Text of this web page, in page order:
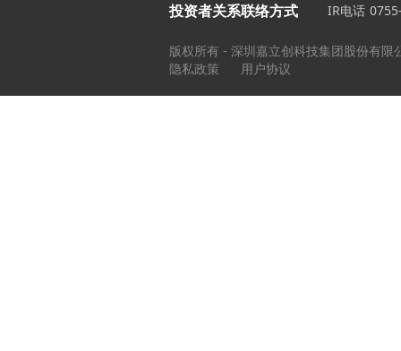
投资者关系联络方式 IR电话
版权所有 - 深圳嘉立创科技集团股份有限
隐私政策
用户协议